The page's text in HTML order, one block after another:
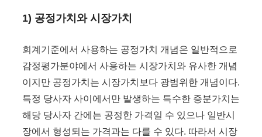
1) 공정가치와 시장가치
회계기준에서 사용하는 공정가치 개념은 일반적으로
감정평가분야에서 사용하는 시장가치와 유사한 개념
이지만 공정가치는 시장가치보다 광범위한 개념이다.
특정 당사자 사이에서만 발생하는 특수한 증분가치는
해당 당사자 간에는 공정한 가격일 수 있으나 일반시
장에서 형성되는 가격과는 다를 수 있다. 따라서 시장